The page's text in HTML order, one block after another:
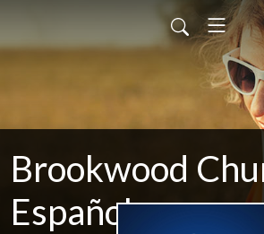
Brookwood
Español